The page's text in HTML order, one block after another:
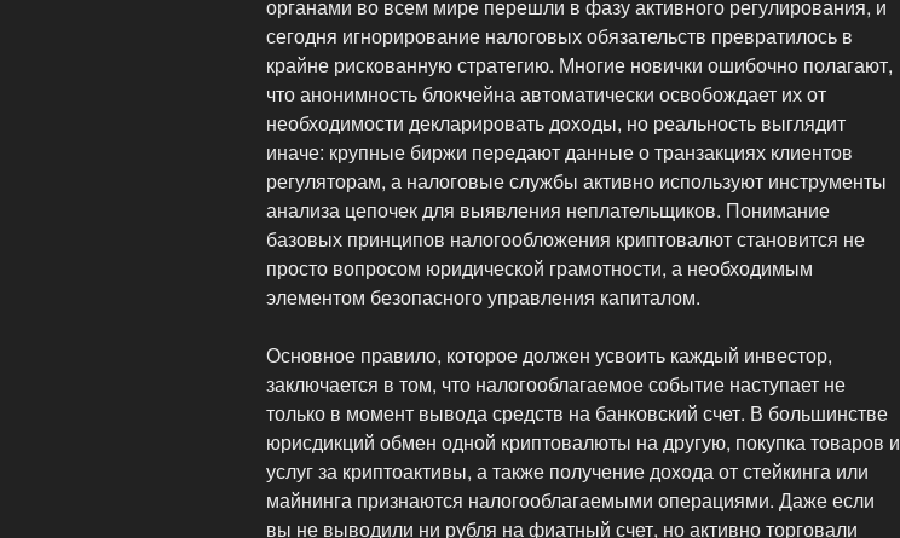
органами во всем мире перешли в фазу активного регулирования, и
сегодня игнорирование налоговых обязательств превратилось в
крайне рискованную стратегию. Многие новички ошибочно полагают,
что анонимность блокчейна автоматически освобождает их от
необходимости декларировать доходы, но реальность выглядит
иначе: крупные биржи передают данные о транзакциях клиентов
регуляторам, а налоговые службы активно используют инструменты
анализа цепочек для выявления неплательщиков. Понимание
базовых принципов налогообложения криптовалют становится не
просто вопросом юридической грамотности, а необходимым
элементом безопасного управления капиталом.
Основное правило, которое должен усвоить каждый инвестор,
заключается в том, что налогооблагаемое событие наступает не
только в момент вывода средств на банковский счет. В большинстве
юрисдикций обмен одной криптовалюты на другую, покупка товаров и
услуг за криптоактивы, а также получение дохода от стейкинга или
майнинга признаются налогооблагаемыми операциями. Даже если
вы не выводили ни рубля на фиатный счет, но активно торговали